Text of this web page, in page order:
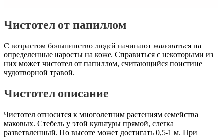
Чистотел от папиллом
С возрастом большинство людей начинают жаловаться на
определенные наросты на коже. Справиться с некоторыми из
них может чистотел от папиллом, считающийся поистине
чудотворной травой.
Чистотел описание
Чистотел относится к многолетним растениям семейства
маковых. Стебель у этой культуры прямой, слегка
разветвленный. По высоте может достигать 0,5-1 м. При